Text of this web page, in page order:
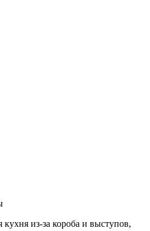
кухня из-за короба и выступов,